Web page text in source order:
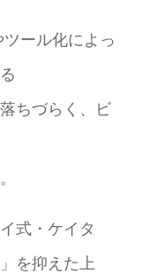
ツール化によっ
ちづらく、ビ
式・ケイタ
を抑えた上